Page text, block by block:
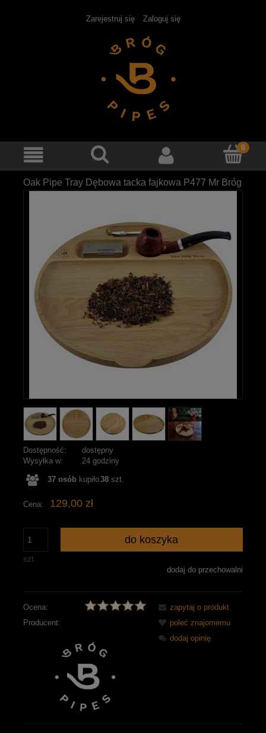
Zarejestruj się Zaloguj się
Oak Pipe Tray Dębowa tacka fajkowa P477 Mr Bróg
Dostępność:
dostępny
Wysyłka w:
24 godziny
37 osób kupiło38 szt.
Cena: 129,00 zł
szt.
do koszyka
dodaj do przechowalni
Ocena:
Producent:
zapytaj o produkt
poleć znajomemu
dodaj opinię